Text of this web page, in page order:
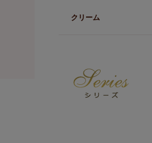
クリーム